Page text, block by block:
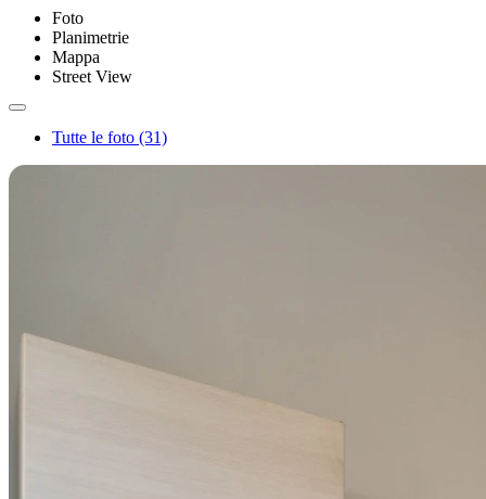
Foto
Planimetrie
Mappa
Street View
Tutte le foto (31)